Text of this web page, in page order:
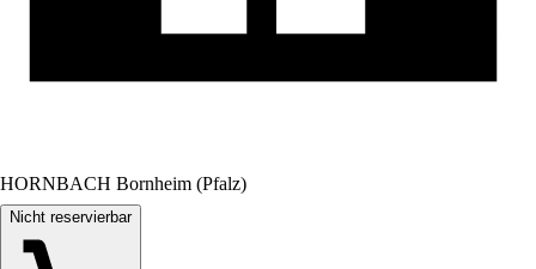
HORNBACH Bornheim (Pfalz)
Nicht reservierbar